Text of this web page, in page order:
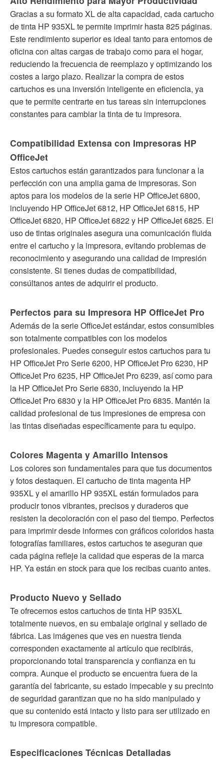
Gracias a su formato XL de alta capacidad, cada cartucho
de tinta HP 935XL te permite imprimir hasta 825 páginas.
Este rendimiento superior es ideal tanto para entornos de
oficina con altas cargas de trabajo como para el hogar,
reduciendo la frecuencia de reemplazo y optimizando los
costes a largo plazo. Realizar la compra de estos
cartuchos es una inversión inteligente en eficiencia, ya
que te permite centrarte en tus tareas sin interrupciones
constantes para cambiar la tinta de tu impresora.
Compatibilidad Extensa con Impresoras HP
OfficeJet
Estos cartuchos están garantizados para funcionar a la
perfección con una amplia gama de impresoras. Son
aptos para los modelos de la serie HP OfficeJet 6800,
incluyendo HP OfficeJet 6812, HP OfficeJet 6815, HP
OfficeJet 6820, HP OfficeJet 6822 y HP OfficeJet 6825. El
uso de tintas originales asegura una comunicación fluida
entre el cartucho y la impresora, evitando problemas de
reconocimiento y asegurando una calidad de impresión
consistente. Si tienes dudas de compatibilidad,
consúltanos antes de adquirir el producto.
Perfectos para su Impresora HP OfficeJet Pro
Además de la serie OfficeJet estándar, estos consumibles
son totalmente compatibles con los modelos
profesionales. Puedes conseguir estos cartuchos para tu
HP OfficeJet Pro Serie 6200, HP OfficeJet Pro 6230, HP
OfficeJet Pro 6235, HP OfficeJet Pro 6239, así como para
la HP OfficeJet Pro Serie 6830, incluyendo la HP
OfficeJet Pro 6830 y la HP OfficeJet Pro 6835. Mantén la
calidad profesional de tus impresiones de empresa con
las tintas diseñadas específicamente para tu equipo.
Colores Magenta y Amarillo Intensos
Los colores son fundamentales para que tus documentos
y fotos destaquen. El cartucho de tinta magenta HP
935XL y el amarillo HP 935XL están formulados para
producir tonos vibrantes, precisos y duraderos que
resisten la decoloración con el paso del tiempo. Perfectos
para imprimir desde informes con gráficos coloridos hasta
fotografías familiares, estos cartuchos te aseguran que
cada página refleje la calidad que esperas de la marca
HP. Ya están en stock para que los recibas cuanto antes.
Producto Nuevo y Sellado
Te ofrecemos estos cartuchos de tinta HP 935XL
totalmente nuevos, en su embalaje original y sellado de
fábrica. Las imágenes que ves en nuestra tienda
corresponden exactamente al artículo que recibirás,
proporcionando total transparencia y confianza en tu
compra. Aunque el producto se encuentra fuera de la
garantía del fabricante, su estado impecable y su precinto
de seguridad garantizan que no ha sido manipulado y
que su contenido está intacto y listo para ser utilizado en
tu impresora compatible.
Especificaciones Técnicas Detalladas